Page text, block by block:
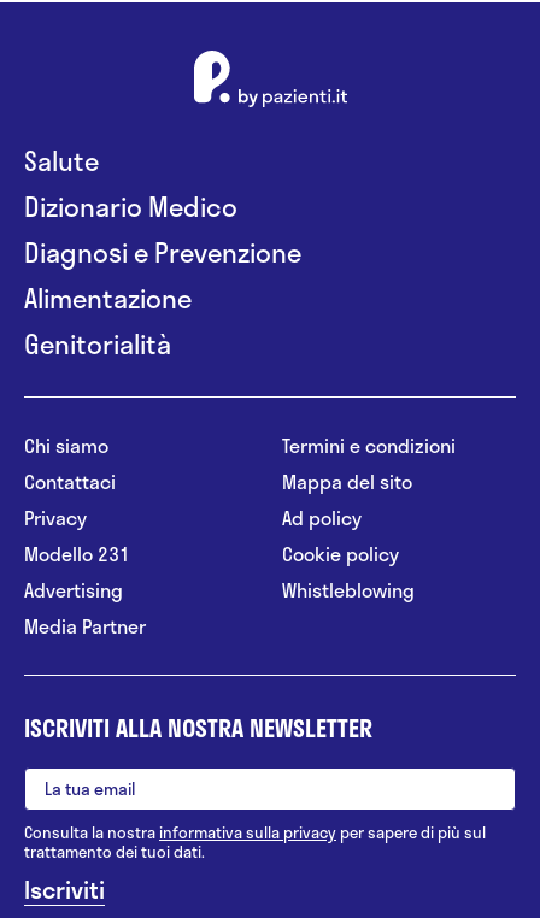
Salute
Dizionario Medico
Diagnosi e Prevenzione
Alimentazione
Genitorialità
Chi siamo
Contattaci
Privacy
Modello 231
Advertising
Media Partner
Termini e condizioni
Mappa del sito
Ad policy
Cookie policy
Whistleblowing
ISCRIVITI ALLA NOSTRA NEWSLETTER
Consulta la nostrainformativa sulla privacy per sapere di più sul
trattamento dei tuoi dati.